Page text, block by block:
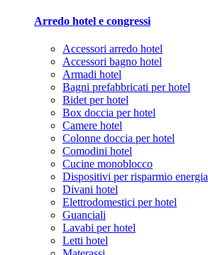
Arredo hotel e congressi
Accessori arredo hotel
Accessori bagno hotel
Armadi hotel
Bagni prefabbricati per hotel
Bidet per hotel
Box doccia per hotel
Camere hotel
Colonne doccia per hotel
Comodini hotel
Cucine monoblocco
Dispositivi per risparmio energia
Divani hotel
Elettrodomestici per hotel
Guanciali
Lavabi per hotel
Letti hotel